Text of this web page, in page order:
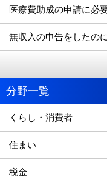
分野一覧
くらし・消費者
住まい
税金